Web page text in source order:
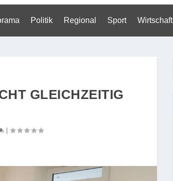
Politik Regional Sport Wirtschaft
GLEICHZEITIG
|